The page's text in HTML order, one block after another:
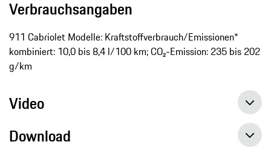
Verbrauchsangaben
911 Cabriolet Modelle: Kraftstoffverbrauch/Emissionen*
kombiniert: 10,0 bis 8,4 l/100 km; CO₂-Emission: 235 bis 202
g/km
Video
Download